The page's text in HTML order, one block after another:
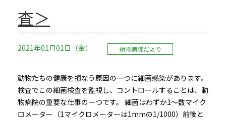
査＞
2021年01月01日（金） 動物病院だより
動物たちの健康を損なう原因の一つに細菌感染があります。
検査でこの細菌検査を監視し、コントロールすることは、動
物病院の重要な仕事の一つです。 細菌はわずか1〜数マイク
ロメーター（1マイクロメーターは1mmの1/1000）前後と